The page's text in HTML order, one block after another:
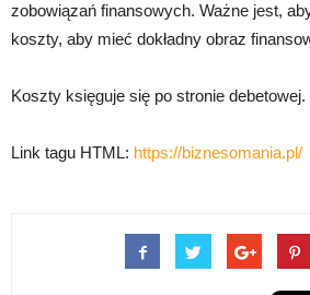
zobowiązań finansowych. Ważne jest,
koszty, aby mieć dokładny obraz
Koszty księguje się po stronie debetowej.
Link tagu HTML: https://biznesomania.pl/